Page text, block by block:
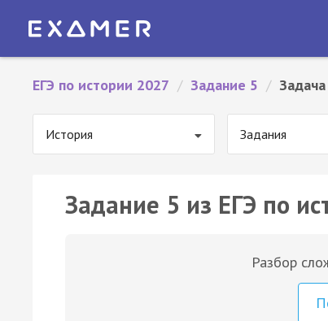
ЕГЭ по истории 2027 / Задание 5 /
История Задания
Задание 5 из ЕГЭ по
Разбор